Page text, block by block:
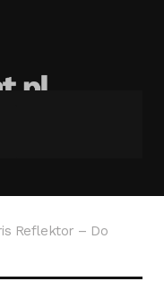
Reflektor – Do